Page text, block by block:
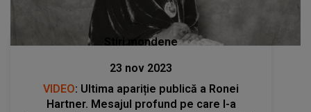
Stiri mondene
23 nov 2023
VIDEO: Ultima apariție publică a Ronei
Hartner. Mesajul profund pe care l-a